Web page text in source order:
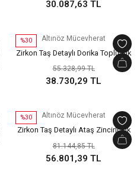
30.087,63 TL
%30 Altınöz Mücevherat
Zirkon Taş Detaylı Dorika Toplu Şık
Yeşil Altın Bileklik
55.328,99 TL
38.730,29 TL
%30 Altınöz Mücevherat
Zirkon Taş Detaylı Ataş Zincirli Şık
Yeşil Altın Bileklik
81.144,85 TL
56.801,39 TL